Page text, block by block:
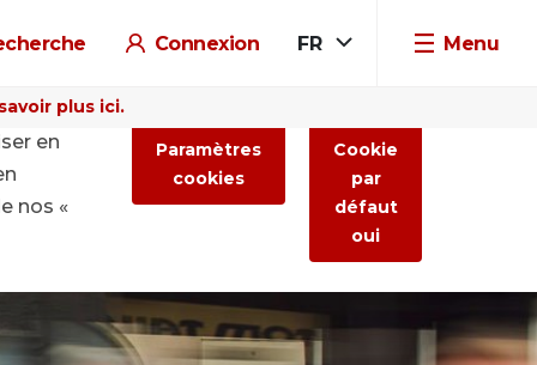
Connexion FR Menu
plus ici.
en
nos «
Paramètres
cookies
Cookie
par
défaut
oui